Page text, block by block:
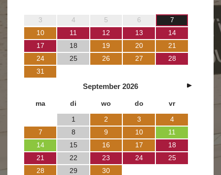
3 4 5 6
7
10
11 12 13
14
17
18 19 20
21
24
25 26 27
28
31
September 2026
ma di wo do vr
1 2 3
4
7
8 9 10
11
14
15 16 17
18
21
22 23 24
25
28
29 30